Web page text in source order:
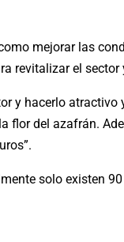
mejorar las
revitalizar el sector
y hacerlo
flor del azafrán.
solo existen